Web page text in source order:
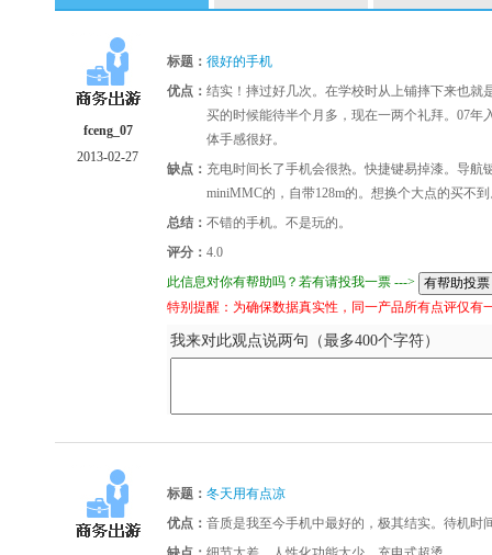
fceng_07
2013-02-27
标题： 很好的手机
优点： 结实！摔过好几次。在学校时从上铺摔下来也就
买的时候能待半个月多，现在一两个礼拜。07
体手感很好。
缺点： 充电时间长了手机会很热。快捷键易掉漆。导
miniMMC的，自带128m的。想换个大点的买不
总结： 不错的手机。不是玩的。
评分： 4.0
此信息对你有帮助吗？若有请投我一票 --->
特别提醒：为确保数据真实性，同一产品所有点评仅有
我来对此观点说两句（最多400个字符）
标题： 冬天用有点凉
优点： 音质是我至今手机中最好的，极其结实。待机时